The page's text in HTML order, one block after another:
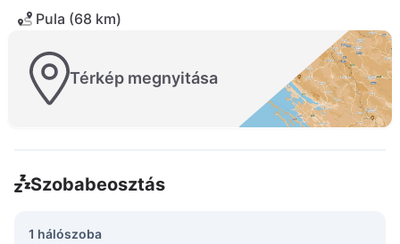
Pula (68 km)
Térkép megnyitása
Szobabeosztás
1 hálószoba